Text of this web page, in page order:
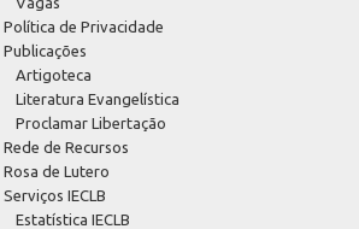
Política de Privacidade
Publicações
Artigoteca
Literatura Evangelística
Proclamar Libertação
Rede de Recursos
Rosa de Lutero
Serviços IECLB
Estatística IECLB